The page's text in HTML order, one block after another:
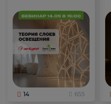
14 655